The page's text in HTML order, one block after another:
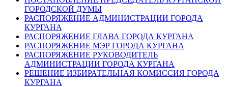
ГОРОДСКОЙ ДУМЫ
РАСПОРЯЖЕНИЕ АДМИНИСТРАЦИИ ГОРОДА
КУРГАНА
РАСПОРЯЖЕНИЕ ГЛАВА ГОРОДА КУРГАНА
РАСПОРЯЖЕНИЕ МЭР ГОРОДА КУРГАНА
РАСПОРЯЖЕНИЕ РУКОВОДИТЕЛЬ
АДМИНИСТРАЦИИ ГОРОДА КУРГАНА
РЕШЕНИЕ ИЗБИРАТЕЛЬНАЯ КОМИССИЯ ГОРОДА
КУРГАНА